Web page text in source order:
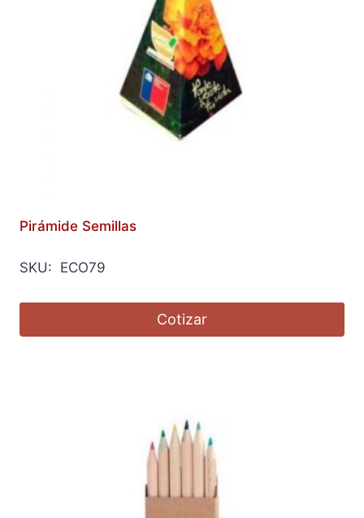
Pirámide Semillas
SKU: ECO79
Cotizar